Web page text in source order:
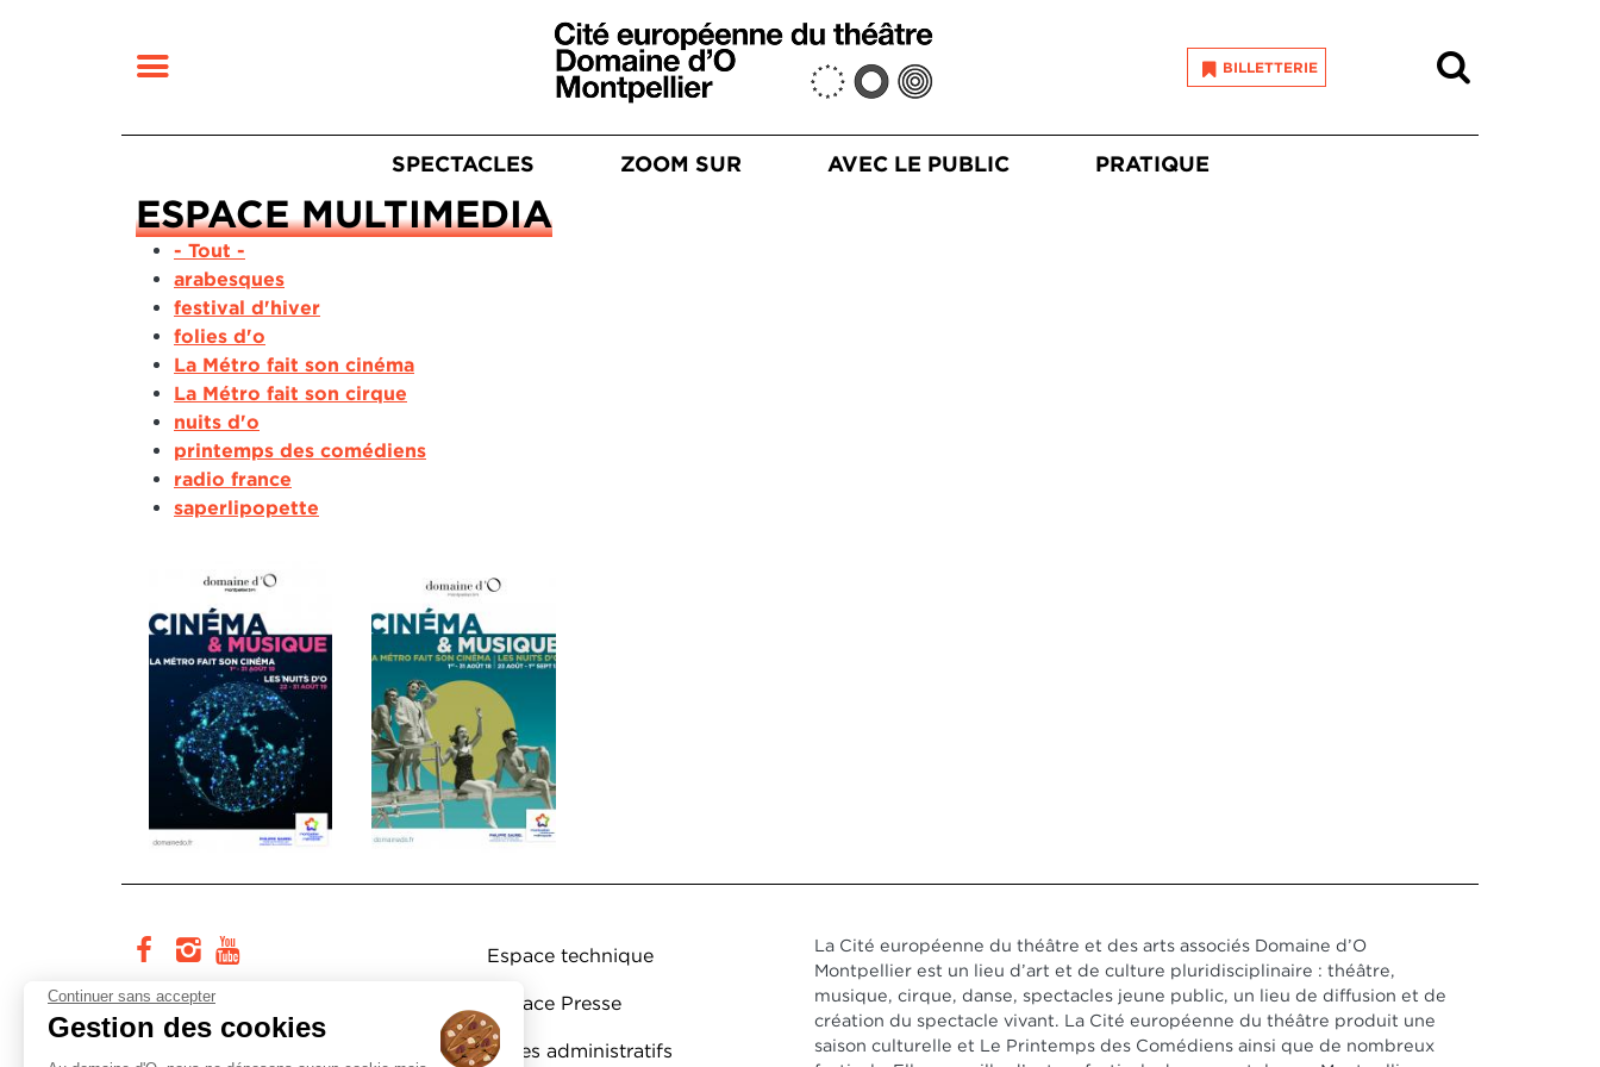
Continuer sans accepter
Gestion des cookies
Aller au contenu principal
BILLETTERIE
Navigation principale
SPECTACLES ZOOM SUR AVEC LE PUBLIC PRATIQUE
RECHERCHER Fermer
ESPACE MULTIMEDIA
- Tout -
arabesques
festival d'hiver
folies d'o
La Métro fait son cinéma
La Métro fait son cirque
nuits d'o
printemps des comédiens
radio france
saperlipopette
facebookinstagram
Cité européenne du théâtre et
des arts associés Domaine d’O
Pied de page DDO 1
Espace technique
Espace Presse
Actes administratifs
La Cité européenne du théâtre et des arts associés Domaine d’O
Montpellier est un lieu d’art et de culture pluridisciplinaire : théâtre,
musique, cirque, danse, spectacles jeune public, un lieu de diffusion et de
création du spectacle vivant. La Cité européenne du théâtre produit une
saison culturelle et Le Printemps des Comédiens ainsi que de nombreux